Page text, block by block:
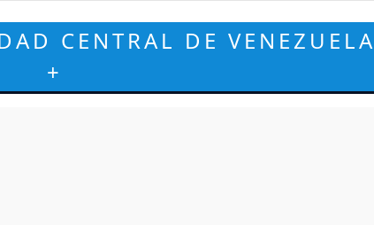
CENTRAL DE VENEZUELA
+